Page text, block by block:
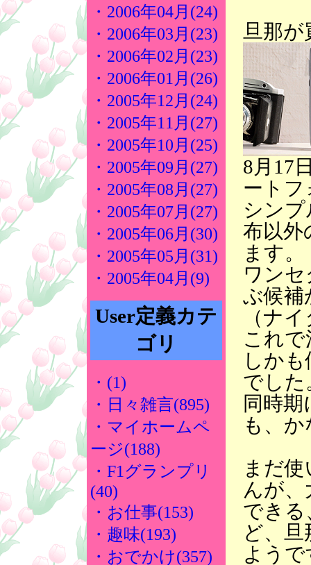
・2006年04月(24)
・2006年03月(23)
・2006年02月(23)
・2006年01月(26)
・2005年12月(24)
・2005年11月(27)
・2005年10月(25)
・2005年09月(27)
・2005年08月(27)
・2005年07月(27)
・2005年06月(30)
・2005年05月(31)
・2005年04月(9)
User定義カテ
ゴリ
・(1)
・日々雑言(895)
・マイホームペ
ージ(188)
・F1グランプリ
(40)
・お仕事(153)
・趣味(193)
・おでかけ(357)
旦那が
8月17
ート
シン
布以外
ます。
ワン
ぶ候補
（ナ
これ
しか
でした
同時
も、
まだ
んが
できる
ど、
ようで